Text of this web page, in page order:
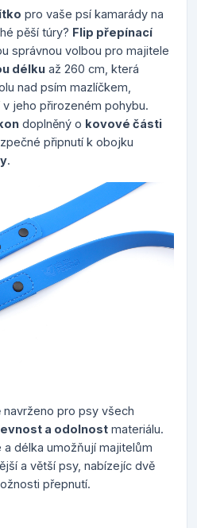
pro vaše psí kamarády na
pěší túry? Flip přepínací
správnou volbou pro majitele
délku až 260 cm, která
nad psím mazlíčkem,
jeho přirozeném pohybu.
doplněný o kovové části
připnutí k obojku
.
pro psy všech
a odolnost materiálu.
délka umožňují majitelům
a větší psy, nabízejíc dvě
přepnutí.